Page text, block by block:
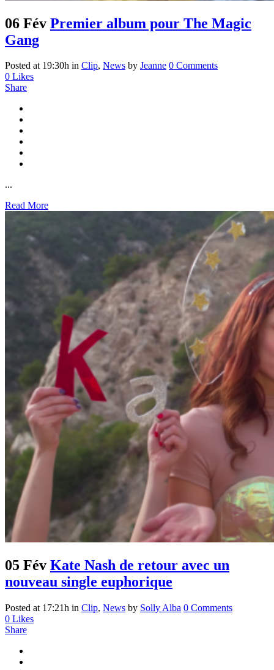
06 Fév Premier album pour The Magic
Gang
Posted at 19:30h in Clip, News by Jeanne 0 Comments
0 Likes
Share
...
Read More
05 Fév Kate Nash de retour avec un
nouveau single euphorique
Posted at 17:21h in Clip, News by Solly Alba 0 Comments
0 Likes
Share